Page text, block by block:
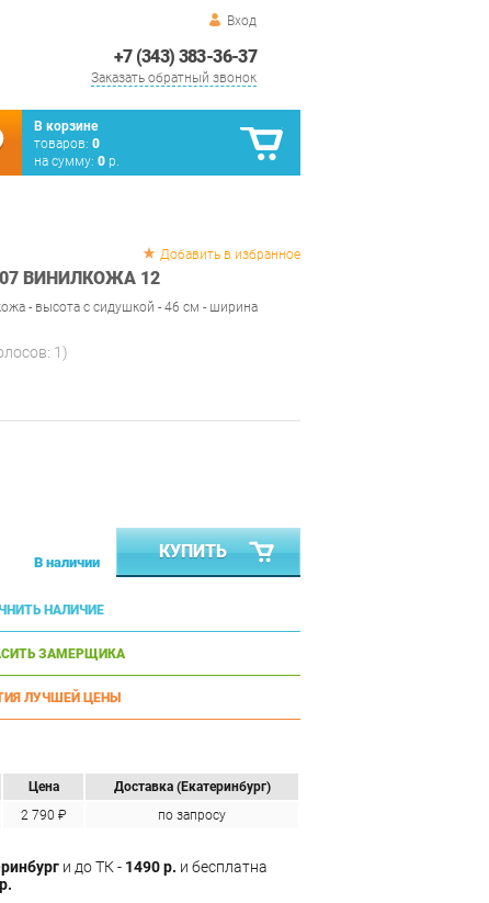
Вход
+7 (343) 383-36-37
Заказать обратный звонок
В корзине
товаров: 0
на сумму: 0 р.
Добавить в избранное
ВИНИЛКОЖА 12
- высота с сидушкой - 46 см - ширина
1)
В наличии
КУПИТЬ
НАЛИЧИЕ
ЗАМЕРЩИКА
ЛУЧШЕЙ ЦЕНЫ
Цена
Доставка (Екатеринбург)
2 790 ₽ по запросу
и до ТК - 1490 р. и бесплатна